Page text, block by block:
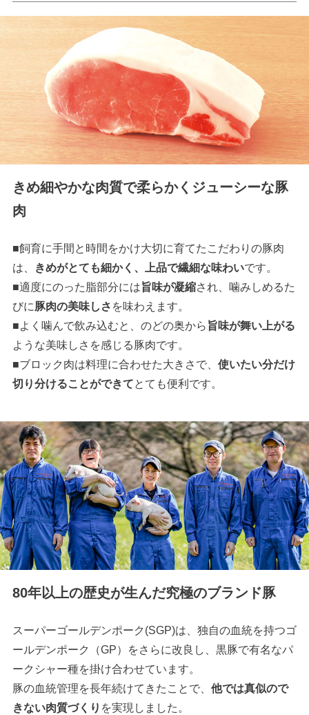
きめ細やかな肉質で柔らかくジューシーな豚
肉
■飼育に手間と時間をかけ大切に育てたこだわりの豚肉
は、
きめがとても細かく、上品で繊細な味わいです。
■適度にのった脂部分には旨味が凝縮され、噛みしめるた
びに豚肉の美味しさ を味わえます。
■よく噛んで飲み込むと、のどの奥から 旨味が舞い上がる
ような美味しさを感じる豚肉です。
■ブロック肉は料理に合わせた大きさで、 使いたい分だけ
切り分けることができてとても便利です。
80年以上の歴史が生んだ究極のブランド豚
スーパーゴールデンポーク(SGP)は、独自の血統を持つゴ
ールデンポーク（GP）をさらに改良し、黒豚で有名なパ
ークシャー種を掛け合わせています。
豚の血統管理を長年続けてきたことで、 他では真似ので
きない肉質づくり を実現しました。